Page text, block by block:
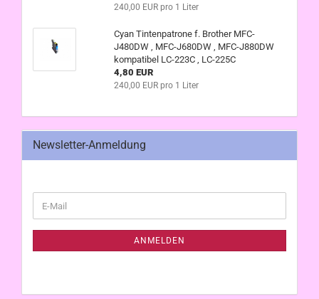
240,00 EUR pro 1 Liter
Cyan Tintenpatrone f. Brother MFC-
J480DW , MFC-J680DW , MFC-J880DW
kompatibel LC-223C , LC-225C
4,80 EUR
240,00 EUR pro 1 Liter
Newsletter-Anmeldung
ZUR
E-
Mail
ANMELDEN